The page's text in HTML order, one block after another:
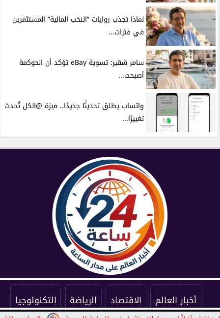
لماذا تجذب روايات ”النخب المالية” المستثمرين
في فترات...
سامر شقير: تسوية eBay تؤكد أن الحوكمة
أصبحت...
واتساب يطلق تحديثًا جديدًا.. ميزة @الكل تُحدث
تغييرًا...
أخبار العالم الاقتصاد الرياضة التكنولوجيا